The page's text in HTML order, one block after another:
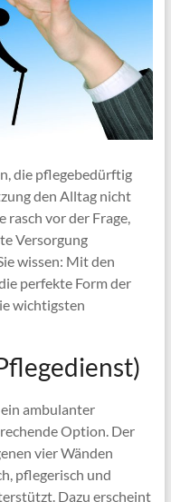
die pflegebedürftig
den Alltag nicht
rasch vor der Frage,
Versorgung
wissen: Mit den
perfekte Form der
wichtigsten
ambulanter
Option. Der
vier Wänden
pflegerisch und
Dazu erscheint